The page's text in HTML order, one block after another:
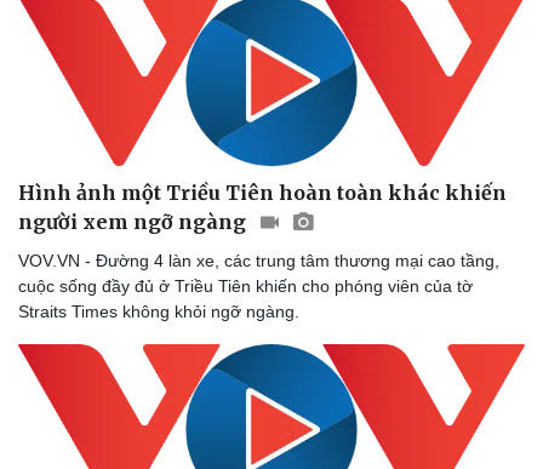
Hình ảnh một Triều Tiên hoàn toàn khác khiến
người xem ngỡ ngàng
VOV.VN - Đường 4 làn xe, các trung tâm thương mại cao tầng,
cuộc sống đầy đủ ở Triều Tiên khiến cho phóng viên của tờ
Straits Times không khỏi ngỡ ngàng.